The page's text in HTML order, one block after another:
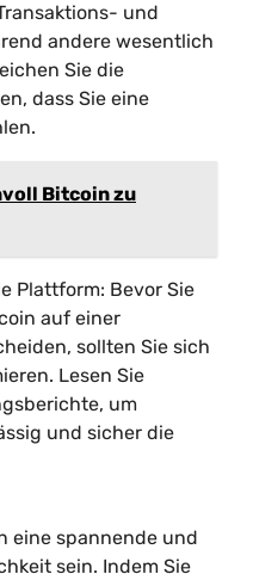
und
andere wesentlich
Sie die
dass Sie eine
Bitcoin zu
Plattform: Bevor Sie
auf einer
sollten Sie sich
Lesen Sie
um
und sicher die
eine spannende und
sein. Indem Sie